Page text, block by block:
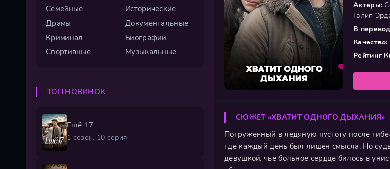
Актеры:
Галип
В
Качество:
Рейтинг
СЮЖЕТ «ХВАТИТ ОДНОГО ДЫХАНИЯ»
Погруженный в ледяную пустоту после
где каждый день был лишен смысла. Но
девушкой, чье больное сердце билось в
Семейные
Исторические
Драмы
Документальные
Криминал
Биографии
Спортивные
Музыкальные
ТОП НОВИНОК
Ещё 17
1 сезон, 10 серия